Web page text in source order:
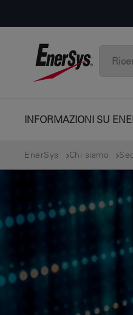
INFORMAZIONI SU
EnerSys Chi siamo